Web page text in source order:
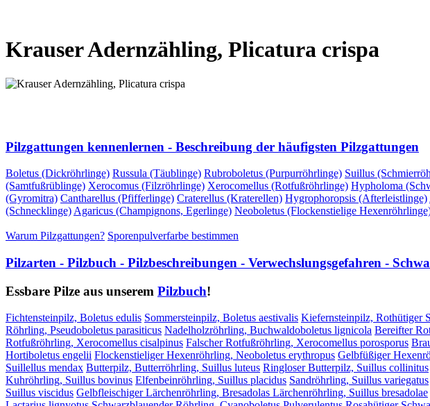
Krauser Adernzähling, Plicatura crispa
Pilzgattungen kennenlernen - Beschreibung der häufigsten Pilzgattungen
Boletus (Dickröhrlinge) Russula (Täublinge) Rubroboletus (Purpurröhrlinge) Suillus
(Samtfußrüblinge) Xerocomus (Filzröhrlinge) Xerocomellus (Rotfußröhrlinge) Hypholoma
(Gyromitra) Cantharellus (Pfifferlinge) Craterellus (Kraterellen) Hygrophoropsis (Afterleistlinge)
(Schnecklinge) Agaricus (Champignons, Egerlinge) Neoboletus (Flockenstielige
Warum Pilzgattungen? Sporenpulverfarbe bestimmen
Pilzarten - Pilzbuch - Pilzbeschreibungen - Verwechslungsgefahren -
Essbare Pilze aus unserem Pilzbuch!
Fichtensteinpilz, Boletus edulis Sommersteinpilz, Boletus aestivalis Kiefernsteinpilz, Rothütiger
Röhrling, Pseudoboletus parasiticus Nadelholzröhrling, Buchwaldoboletus lignicola Bereifter
Rotfußröhrling, Xerocomellus cisalpinus Falscher Rotfußröhrling, Xerocomellus porosporus
Hortiboletus engelii Flockenstieliger Hexenröhrling, Neoboletus erythropus Gelbfüßiger
Suillellus mendax Butterpilz, Butterröhrling, Suillus luteus Ringloser Butterpilz, Suillus collinitus
Kuhröhrling, Suillus bovinus Elfenbeinröhrling, Suillus placidus Sandröhrling, Suillus variegatus
Suillus viscidus Gelbfleischiger Lärchenröhrling, Bresadolas Lärchenröhrling, Suillus bresadolae